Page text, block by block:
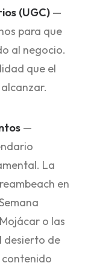
(UGC) —
para que
al negocio.
que el
—
La
en
o las
desierto de